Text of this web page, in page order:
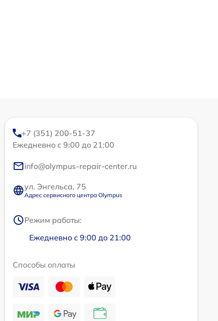
+7 (351) 200-51-37
Ежедневно с 9:00 до 21:00
info@olympus-repair-center.ru
ул. Энгельса, 75
Адрес сервисного центра Olympus
Режим работы:
Ежедневно с 9:00 до 21:00
Способы оплаты